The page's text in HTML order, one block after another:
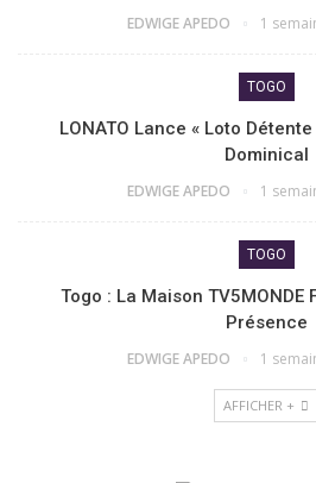
EDWIGE APEDO 1
TOGO
LONATO Lance « Loto
Dominical
EDWIGE APEDO 1
TOGO
Togo : La Maison TV5MONDE
Présence
EDWIGE APEDO 1
AFFICHER +